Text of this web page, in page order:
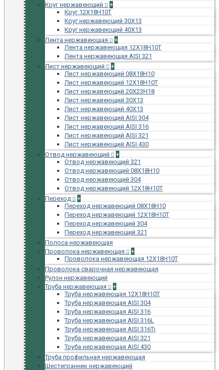
Круг нержавеющий
+
Круг 12Х18Н10Т
Круг нержавеющий 30Х13
Круг нержавеющий 40Х13
Лента нержавеющая
+
Лента нержавеющая 12Х18Н10Т
Лента нержавеющая AISI 321
Лист нержавеющий
+
Лист нержавеющий 08Х18Н10
Лист нержавеющий 12Х18Н10Т
Лист нержавеющий 20Х23Н18
Лист нержавеющий 30Х13
Лист нержавеющий 40Х13
Лист нержавеющий AISI 304
Лист нержавеющий AISI 316
Лист нержавеющий AISI 321
Лист нержавеющий AISI 430
Отвод нержавеющий
+
Отвод нержавеющий 321
Отвод нержавеющий 08Х18Н10
Отвод нержавеющий 304
Отвод нержавеющий 12Х18Н10Т
Переход
+
Переход нержавеющий 08Х18Н10
Переход нержавеющий 12Х18Н10Т
Переход нержавеющий 304
Переход нержавеющий 321
Полоса нержавеющая
Проволока нержавеющая
+
Проволока нержавеющая 12Х18Н10Т
Проволока сварочная нержавеющая
Рулон нержавеющий
Труба нержавеющая
+
Труба нержавеющая 12Х18Н10Т
Труба нержавеющая AISI 304
Труба нержавеющая AISI 316
Труба нержавеющая AISI 316L
Труба нержавеющая AISI 316Ti
Труба нержавеющая AISI 321
Труба нержавеющая AISI 430
Труба профильная нержавеющая
Шестигранник нержавеющий